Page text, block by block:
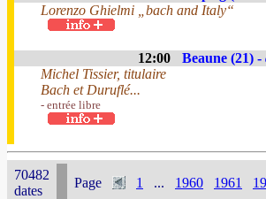
Lorenzo Ghielmi „bach and Italy“
12:00 Beaune (21) -
Michel Tissier, titulaire
Bach et Duruflé...
- entrée libre
70482
dates
Page 1 ... 1960 1961